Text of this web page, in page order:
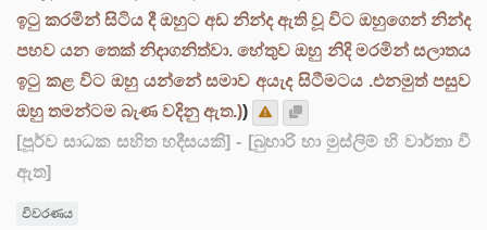
ඉටු කරමින් සිටිය දී ඔහුට අඩ නින්ද ඇති වූ විට ඔහුගෙන් නින්ද
පහව යන තෙක් නිදාගනිත්වා. හේතුව ඔහු නිදි මරමින් සලාතය
ඉටු කළ විට ඔහු යන්නේ සමාව අයැද සිටීමටය .එනමුත් පසුව
ඔහු තමන්ටම බැණ වදිනු ඇත.))
[පූර්ව සාධක සහිත හදීසයකි] - [බුහාරි හා මුස්ලිම් හි වාර්තා වී
ඇත]
විවරණය